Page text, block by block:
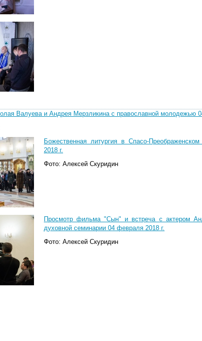
Валуева и Андрея Мерзликина с православной молодежью
Божественная литургия в Спасо-
2018 г.
Фото: Алексей Скуридин
Просмотр фильма "Сын" и встреча с актером
духовной семинарии 04 февраля 2018 г.
Фото: Алексей Скуридин